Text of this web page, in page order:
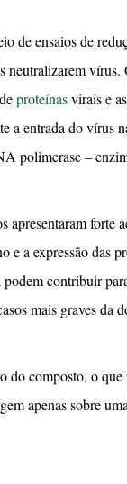
de ensaios de
neutralizarem
proteínasvirais e
a entrada do vírus
polimerase –
apresentaram
e a expressão das
contribuir
mais graves da
do composto, o
apenas sobre